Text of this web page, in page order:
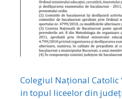
Colegiul Național Catolic
in topul liceelor din